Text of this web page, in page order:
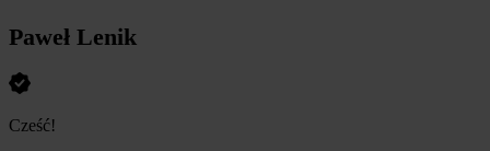
Paweł Lenik
Cześć!